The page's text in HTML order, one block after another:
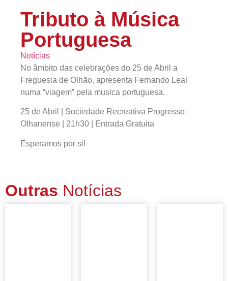
Tributo à Música
Portuguesa
Notícias
No âmbito das celebrações do 25 de Abril a
Freguesia de Olhão, apresenta Fernando Leal
numa “viagem” pela musica portuguesa.
25 de Abril | Sociedade Recreativa Progresso
Olhanense | 21h30 | Entrada Gratuita
Esperamos por si!
Outras Notícias